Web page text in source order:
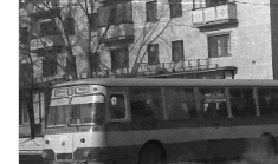
Donate